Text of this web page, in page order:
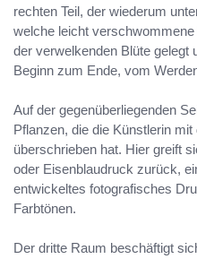
rechten Teil, der wiederum
welche leicht
der verwelkenden Blüte gelegt
Beginn zum Ende, vom
Auf der gegenüberliegenden
Pflanzen, die die Künstlerin mit
überschrieben hat. Hier greift
oder Eisenblaudruck zurück,
entwickeltes fotografisches
Farbtönen.
Der dritte Raum beschäftigt